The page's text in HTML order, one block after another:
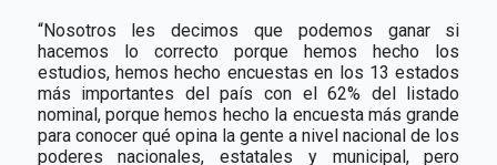
“Nosotros les decimos que podemos ganar si
hacemos lo correcto porque hemos hecho los
estudios, hemos hecho encuestas en los 13 estados
más importantes del país con el 62% del listado
nominal, porque hemos hecho la encuesta más grande
para conocer qué opina la gente a nivel nacional de los
poderes nacionales, estatales y municipal, pero